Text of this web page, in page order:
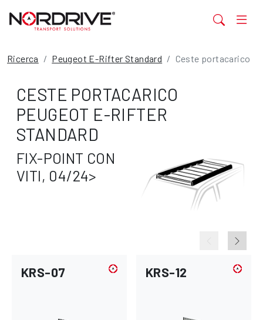
Ricerca Peugeot E-Rifter Standard Ceste portacarico
CESTE PORTACARICO
PEUGEOT E-RIFTER
STANDARD
FIX-POINT CON
VITI, 04/24>
KRS-07 KRS-12